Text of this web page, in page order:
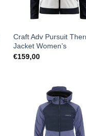
Craft Adv Pursuit
Jacket Women’s
€159,00